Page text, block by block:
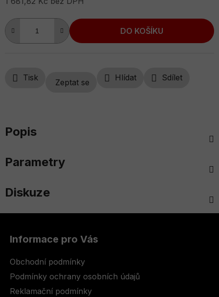
Měrná cena:
DO KOŠÍKU
Tisk Zeptat se Hlídat Sdílet
Popis
Parametry
Diskuze
Informace pro Vás
Obchodní podmínky
Podmínky ochrany osobních údajů
Reklamační podmínky